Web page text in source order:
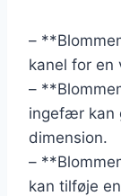
–
kanel for en
–
ingefær kan
dimension.
–
kan tilføje